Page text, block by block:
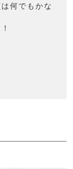
何でもかな